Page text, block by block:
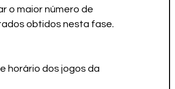
o maior número de
obtidos nesta fase.
horário dos jogos da